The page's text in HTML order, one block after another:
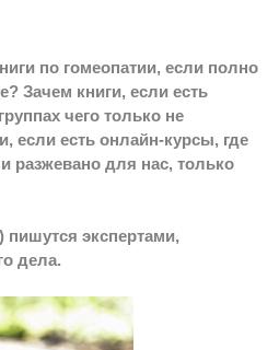
по гомеопатии, если полно
Зачем книги, если есть
чего только не
если есть онлайн-курсы, где
разжевано для нас, только
экспертами,
дела.